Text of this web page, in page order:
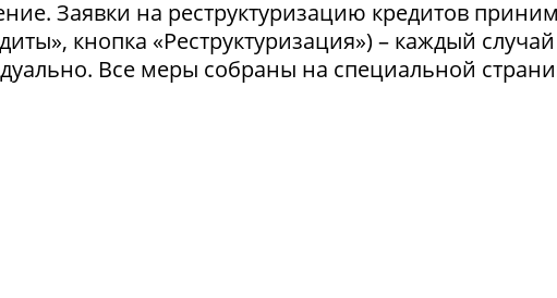
Заявки на реструктуризацию кредитов
кнопка «Реструктуризация») – каждый случай
Все меры собраны на специальной